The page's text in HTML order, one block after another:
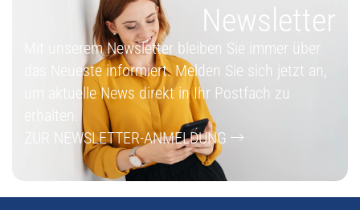
Newsletter
Mit unserem Newsletter bleiben Sie immer über
das Neueste informiert. Melden Sie sich jetzt an,
um aktuelle News direkt in Ihr Postfach zu
erhalten.
ZUR NEWSLETTER-ANMELDUNG